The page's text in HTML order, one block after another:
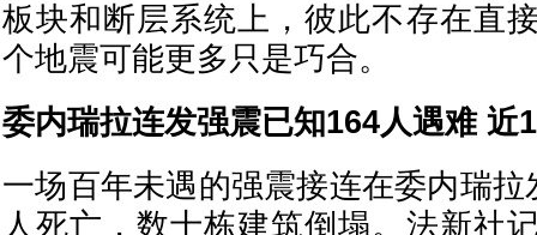
板块和断层系统上，彼此不存在直
个地震可能更多只是巧合。
委内瑞拉连发强震已知164人遇难 近
一场百年未遇的强震接连在委内瑞
人死亡，数十栋建筑倒塌。法新社